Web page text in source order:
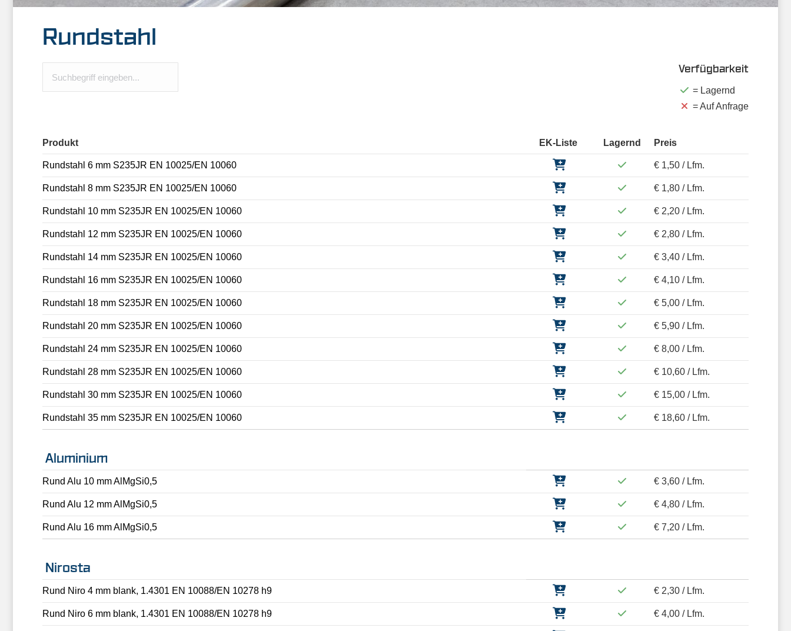
Rundstahl
Verfügbarkeit
= Lagernd
= Auf Anfrage
Produkt EK-Liste Lagernd Preis
Rundstahl 6 mm S235JR EN 10025/EN 10060 € 1,50 / Lfm.
Rundstahl 8 mm S235JR EN 10025/EN 10060 € 1,80 / Lfm.
Rundstahl 10 mm S235JR EN 10025/EN 10060 € 2,20 / Lfm.
Rundstahl 12 mm S235JR EN 10025/EN 10060 € 2,80 / Lfm.
Rundstahl 14 mm S235JR EN 10025/EN 10060 € 3,40 / Lfm.
Rundstahl 16 mm S235JR EN 10025/EN 10060 € 4,10 / Lfm.
Rundstahl 18 mm S235JR EN 10025/EN 10060 € 5,00 / Lfm.
Rundstahl 20 mm S235JR EN 10025/EN 10060 € 5,90 / Lfm.
Rundstahl 24 mm S235JR EN 10025/EN 10060 € 8,00 / Lfm.
Rundstahl 28 mm S235JR EN 10025/EN 10060 € 10,60 / Lfm.
Rundstahl 30 mm S235JR EN 10025/EN 10060 € 15,00 / Lfm.
Rundstahl 35 mm S235JR EN 10025/EN 10060 € 18,60 / Lfm.
Aluminium
Rund Alu 10 mm AlMgSi0,5 € 3,60 / Lfm.
Rund Alu 12 mm AlMgSi0,5 € 4,80 / Lfm.
Rund Alu 16 mm AlMgSi0,5 € 7,20 / Lfm.
Nirosta
Rund Niro 4 mm blank, 1.4301 EN 10088/EN 10278 h9 € 2,30 / Lfm.
Rund Niro 6 mm blank, 1.4301 EN 10088/EN 10278 h9 € 4,00 / Lfm.